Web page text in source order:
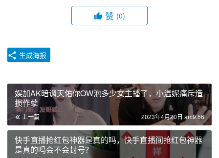
赞 (0)
生成海报
娱加AK暗讽天佑你OW泡多少女主播了，小温妮痛斥造
损作孽
上一篇 2023年4月20日 am9:56
快手直播抢红包神器是真的吗，快手直播间抢红包神器
是真的吗会不会封号？